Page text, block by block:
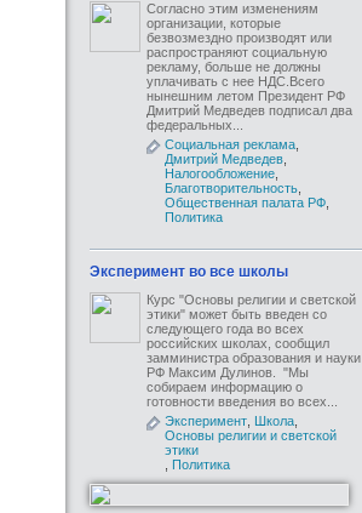
Согласно этим изменениям
организации, которые
безвозмездно производят или
распространяют социальную
рекламу, больше не должны
уплачивать с нее НДС.Всего
нынешним летом Президент РФ
Дмитрий Медведев подписал два
федеральных...
Социальная реклама
Дмитрий Медведев
Налогообложение
Благотворительность
Общественная палата РФ
Политика
Эксперимент во все школы
Курс "Основы религии и светской
этики" может быть введен со
следующего года во всех
российских школах, сообщил
замминистра образования и науки
РФ Максим Дулинов. "Мы
собираем информацию о
готовности введения во всех...
Эксперимент Школа
Основы религии и светской
этики
Политика